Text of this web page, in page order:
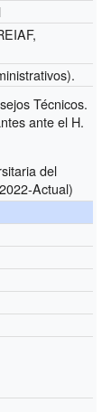
Técnicos.
ante el H.
del
Actual)